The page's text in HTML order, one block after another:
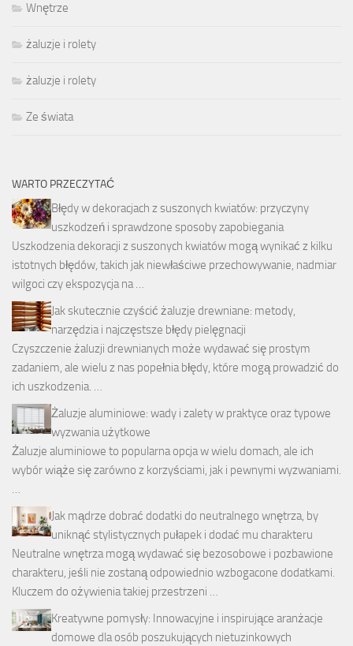
Wnętrze
żaluzje i rolety
żaluzje i rolety
Ze świata
WARTO PRZECZYTAĆ
Błędy w dekoracjach z suszonych kwiatów: przyczyny
uszkodzeń i sprawdzone sposoby zapobiegania
Uszkodzenia dekoracji z suszonych kwiatów mogą wynikać z kilku
istotnych błędów, takich jak niewłaściwe przechowywanie, nadmiar
wilgoci czy ekspozycja na …
Jak skutecznie czyścić żaluzje drewniane: metody,
narzędzia i najczęstsze błędy pielęgnacji
Czyszczenie żaluzji drewnianych może wydawać się prostym
zadaniem, ale wielu z nas popełnia błędy, które mogą prowadzić do
ich uszkodzenia. …
Żaluzje aluminiowe: wady i zalety w praktyce oraz typowe
wyzwania użytkowe
Żaluzje aluminiowe to popularna opcja w wielu domach, ale ich
wybór wiąże się zarówno z korzyściami, jak i pewnymi wyzwaniami.
…
Jak mądrze dobrać dodatki do neutralnego wnętrza, by
uniknąć stylistycznych pułapek i dodać mu charakteru
Neutralne wnętrza mogą wydawać się bezosobowe i pozbawione
charakteru, jeśli nie zostaną odpowiednio wzbogacone dodatkami.
Kluczem do ożywienia takiej przestrzeni …
Kreatywne pomysły: Innowacyjne i inspirujące aranżacje
domowe dla osób poszukujących nietuzinkowych